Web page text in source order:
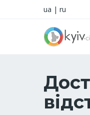
ua | ru